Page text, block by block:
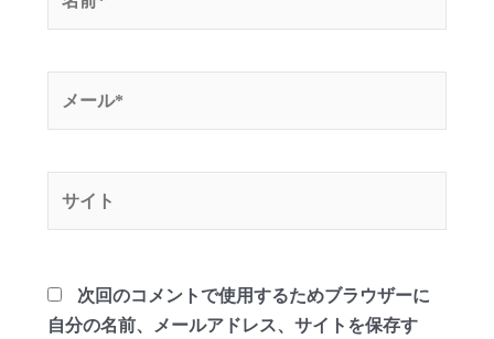
*
次回のコメントで使用するためブラウザーに
自分の名前、メールアドレス、サイトを保存す